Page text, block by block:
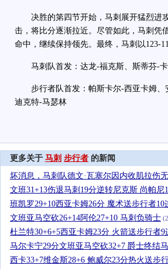
决胜的第四节开始，马刺展开猛烈进攻
击，将比分逐渐拉近。尽管如此，马刺凭
命中，继续保持领先。最终，马刺以123-
马刺队首发：达龙-福克斯、斯蒂芬-卡
步行者队首发：帕斯卡尔-西亚卡姆、
迪克特-马瑟林
更多关于 马刺 步行者 的新闻
坏消息，马刺队德文·瓦塞尔因内收肌拉伤
文班31+13伤退马刺19分逆转尼克斯 尚帕尼
班凯罗29+10西亚卡姆26分 魔术送步行者10
文班亚马空砍26+14阿伦27+10 马刺负骑士
杜兰特30+6+5西亚卡姆23分 火箭送步行者9
马尔卡宁29分文班亚马空砍32+7 爵士终结
西卡33+7维金斯28+6 鲍威尔23分热火送步